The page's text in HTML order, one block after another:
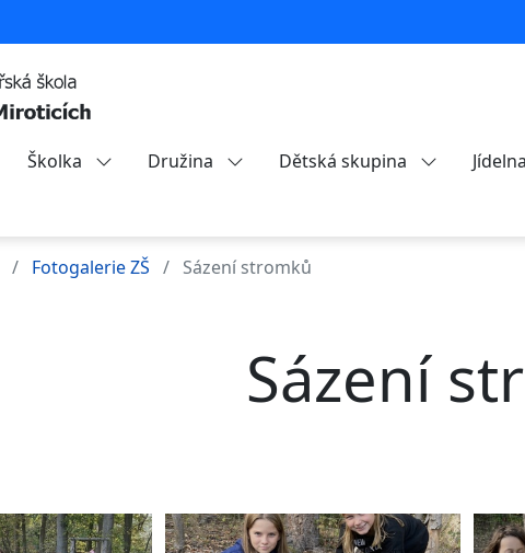
Školka Družina Dětská skupina Jídelna
Fotogalerie ZŠ Sázení stromků
Sázení